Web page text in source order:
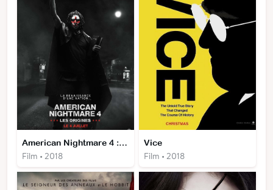
American Nightmare 4 : Les origines
Film • 2018
Vice
Film • 2018